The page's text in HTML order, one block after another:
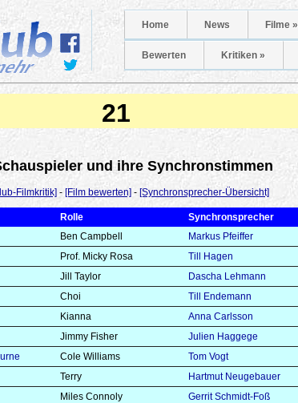
Home News Filme »
Bewerten Kritiken »
21
und ihre Synchronstimmen
Filmkritik] - [Film bewerten] - [Synchronsprecher-Übersicht]
Rolle
Synchronsprecher
Ben Campbell
Markus Pfeiffer
Prof. Micky Rosa
Till Hagen
Jill Taylor
Dascha Lehmann
Choi
Till Endemann
Kianna
Anna Carlsson
Jimmy Fisher
Julien Haggege
Cole Williams
Tom Vogt
Terry
Hartmut Neugebauer
Miles Connoly
Gerrit Schmidt-Foß